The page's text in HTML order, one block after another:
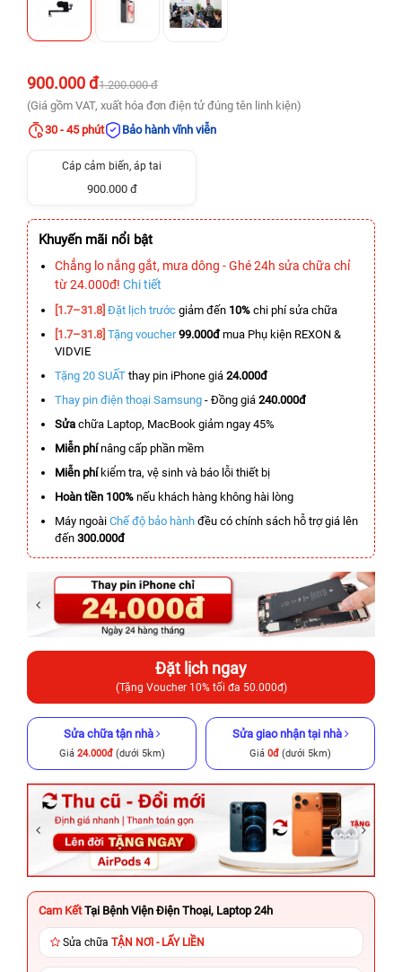
900.000 đ1.200.000 đ
(Giá gồm VAT, xuất hóa đơn điện tử đúng tên linh kiện)
30 - 45 phút
Bảo hành vĩnh viễn
Cáp cảm biến, áp tai
900.000 đ
Khuyến mãi nổi bật
Chẳng lo nắng gắt, mưa dông - Ghé 24h sửa chữa chỉ
từ 24.000đ! Chi tiết
[1.7–31.8] Đặt lịch trước giảm đến 10% chi phí sửa chữa
[1.7–31.8] Tặng voucher 99.000đmua Phụ kiện REXON &
VIDVIE
Tặng 20 SUẤT thay pin iPhone giá 24.000đ
Thay pin điện thoại Samsung - Đồng giá 240.000đ
Sửa chữa Laptop, MacBook giảm ngay 45%
Miễn phínâng cấp phần mềm
Miễn phíkiểm tra, vệ sinh và báo lỗi thiết bị
Hoàn tiền 100% nếu khách hàng không hài lòng
Máy ngoài Chế độ bảo hành đều có chính sách hỗ trợ giá lên
đến 300.000đ
Đặt lịch ngay
(Tặng Voucher 10% tối đa 50.000đ)
Sửa chữa tận nhà
Giá 24.000đ(dưới 5km)
Sửa giao nhận tại nhà
Giá 0đ (dưới 5km)
Cam Kết Tại Bệnh Viện Điện Thoại, Laptop 24h
Sửa chữa TẬN NƠI - LẤY LIỀN